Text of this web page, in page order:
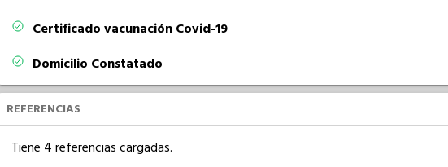
Certificado vacunación Covid-19
Domicilio Constatado
REFERENCIAS
Tiene 4 referencias cargadas.